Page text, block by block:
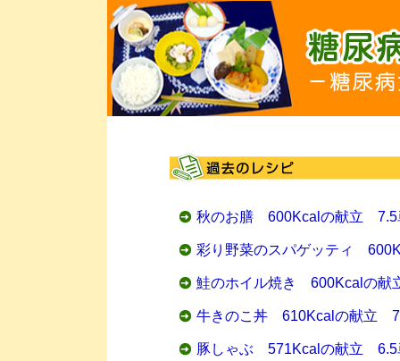
秋のお膳 600Kcalの献立 7.5
彩り野菜のスパゲッティ
鮭のホイル焼き 600Kcalの献
牛きのこ丼 610Kcalの献立
豚しゃぶ 571Kcalの献立 6.5